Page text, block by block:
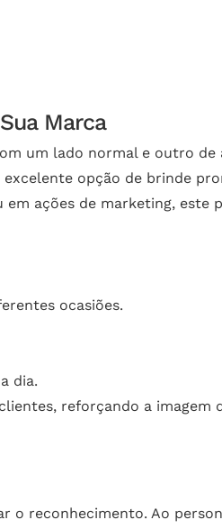
Marca
um lado normal e outro de
excelente opção de brinde
em ações de marketing, este
ocasiões.
dia.
reforçando a imagem
o reconhecimento. Ao